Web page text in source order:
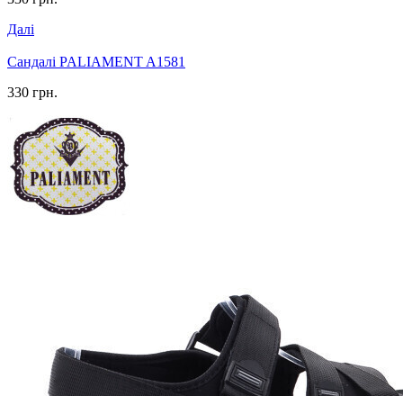
Далі
Сандалі PALIAMENT A1581
330 грн.